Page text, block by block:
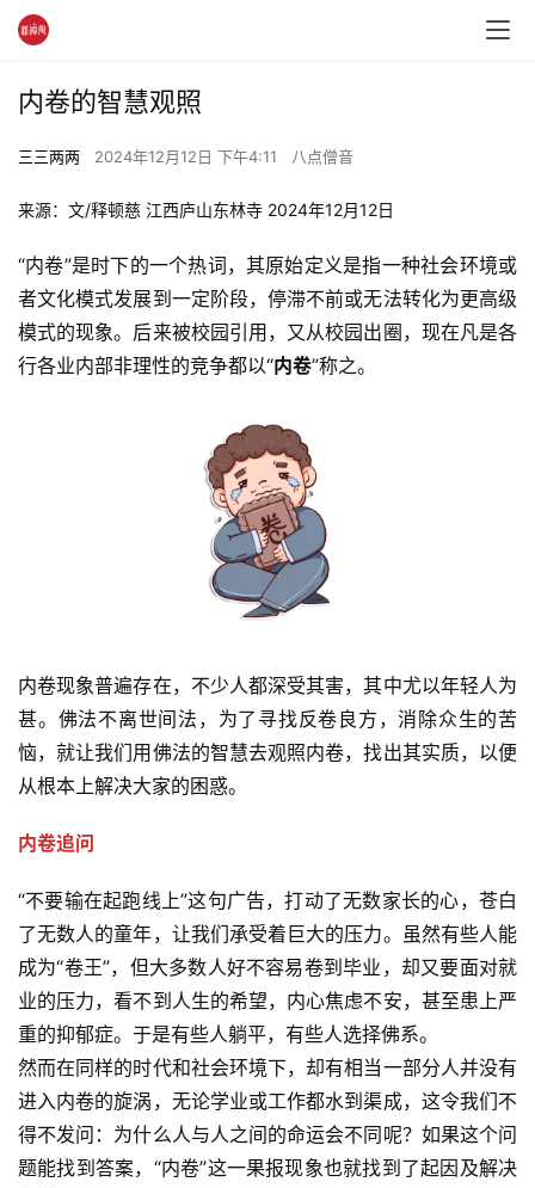
内卷的智慧观照
三三两两 2024年12月12日 下午4:11 八点僧音
来源：文/释顿慈 江西庐山东林寺 2024年12月12日
“内卷”是时下的一个热词，其原始定义是指一种社会环境或
者文化模式发展到一定阶段，停滞不前或无法转化为更高级
模式的现象。后来被校园引用，又从校园出圈，现在凡是各
行各业内部非理性的竞争都以“内卷”称之。
内卷现象普遍存在，不少人都深受其害，其中尤以年轻人为
甚。佛法不离世间法，为了寻找反卷良方，消除众生的苦
恼，就让我们用佛法的智慧去观照内卷，找出其实质，以便
从根本上解决大家的困惑。
内卷追问
“不要输在起跑线上”这句广告，打动了无数家长的心，苍白
了无数人的童年，让我们承受着巨大的压力。虽然有些人能
成为“卷王”，但大多数人好不容易卷到毕业，却又要面对就
业的压力，看不到人生的希望，内心焦虑不安，甚至患上严
重的抑郁症。于是有些人躺平，有些人选择佛系。
然而在同样的时代和社会环境下，却有相当一部分人并没有
进入内卷的旋涡，无论学业或工作都水到渠成，这令我们不
得不发问：为什么人与人之间的命运会不同呢？如果这个问
题能找到答案，“内卷”这一果报现象也就找到了起因及解决